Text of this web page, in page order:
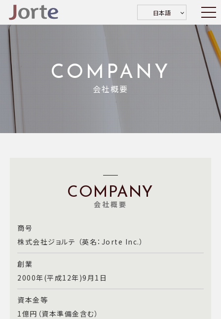
日本語
COMPANY
会社概要
COMPANY
会社概要
商号
株式会社ジョルテ （英名：Jorte Inc.）
創業
2000年(平成12年)9月1日
資本金等
1億円（資本準備金含む）